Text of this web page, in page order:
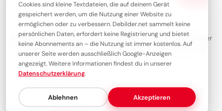
Cookies sind kleine Textdateien, die auf deinem Gerät
gespeichert werden, um die Nutzung einer Website zu
ermöglichen oder zu verbessern. Debilder.net sammelt keine
persönlichen Daten, erfordert keine Registrierung und bietet
keine Abonnements an – die Nutzung ist immer kostenlos. Auf
unserer Seite werden ausschließlich Google-Anzeigen
angezeigt. Weitere Informationen findest du in unserer
Datenschutzerklärung.
Ablehnen Akzeptieren
Über Debilder
Debilder ist deine Plattform für die schönsten Grüße und Bilder
zum Teilen. Entdecke unsere Sammlung und verschenke ein
Lächeln!
Über unsKontaktRedaktionImpressumDatenschutzerklärung
© 2026Debilder.net– Entdecken. Teilen. Freude machen.